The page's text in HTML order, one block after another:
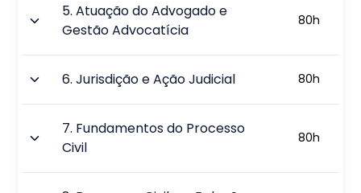
5.Atuação do Advogado e
Gestão Advocatícia
80h
6.Jurisdição e Ação Judicial 80h
7. Fundamentos do Processo
Civil
80h